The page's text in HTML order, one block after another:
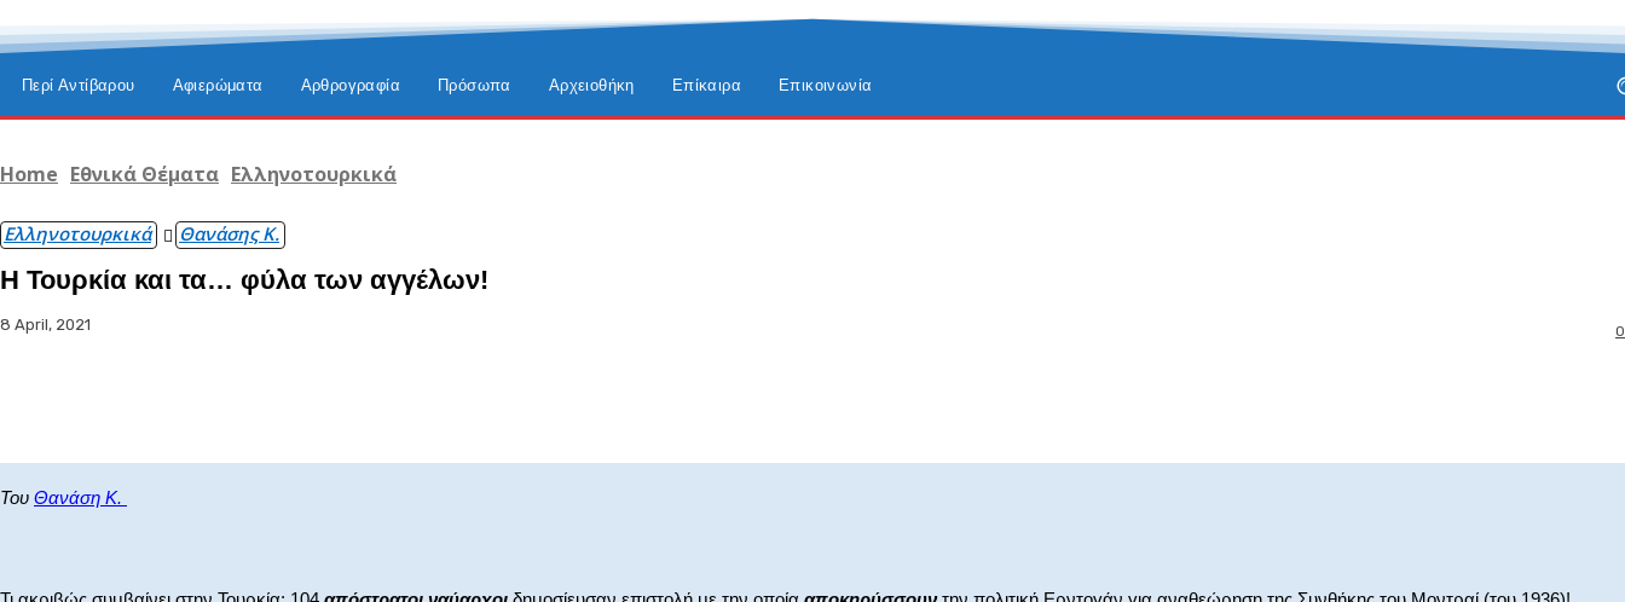
Περί Αντίβαρου Αφιερώματα Αρθρογραφία Πρόσωπα Αρχειοθήκη Επίκαιρα Επικοινωνία
Home Εθνικά Θέματα Ελληνοτουρκικά
Ελληνοτουρκικά Θανάσης Κ.
Η Τουρκία και τα… φύλα των αγγέλων!
8 April, 2021 0
Του Θανάση Κ.